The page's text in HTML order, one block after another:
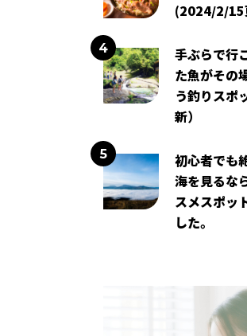
(2024/2/15
手ぶらで行
た魚がその
う釣りスポ
新）
初心者でも
海を見るな
スメスポッ
した。